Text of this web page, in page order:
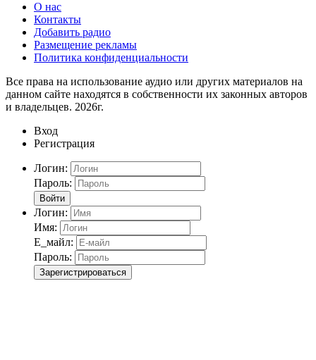
О нас
Контакты
Добавить радио
Размещение рекламы
Политика конфиденциальности
Все права на использование аудио или других материалов на
данном сайте находятся в собственности их законных авторов
и владельцев. 2026г.
Вход
Регистрация
Логин:
Пароль:
Войти
Логин:
Имя:
Е_майл:
Пароль:
Зарегистрироваться